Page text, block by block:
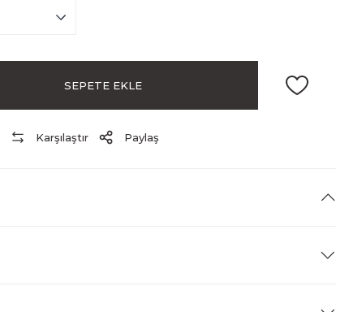
SEPETE EKLE
Karşılaştır Paylaş